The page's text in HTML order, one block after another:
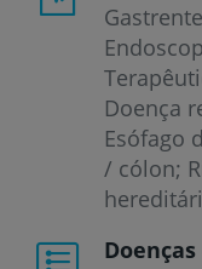
Doença
Esófago
/ cólon;